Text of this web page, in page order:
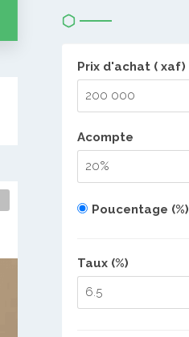
Prix d'achat ( xaf)
Acompte
Poucentage (%)
Taux (%)